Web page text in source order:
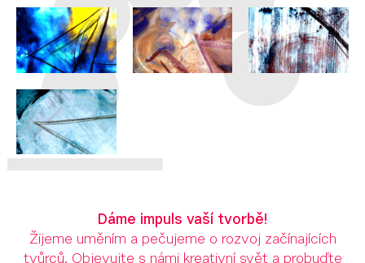
Dáme impuls vaší tvorbě!
Žijeme uměním a pečujeme o rozvoj začínajících
tvůrců. Objevujte s námi kreativní svět a probuďte